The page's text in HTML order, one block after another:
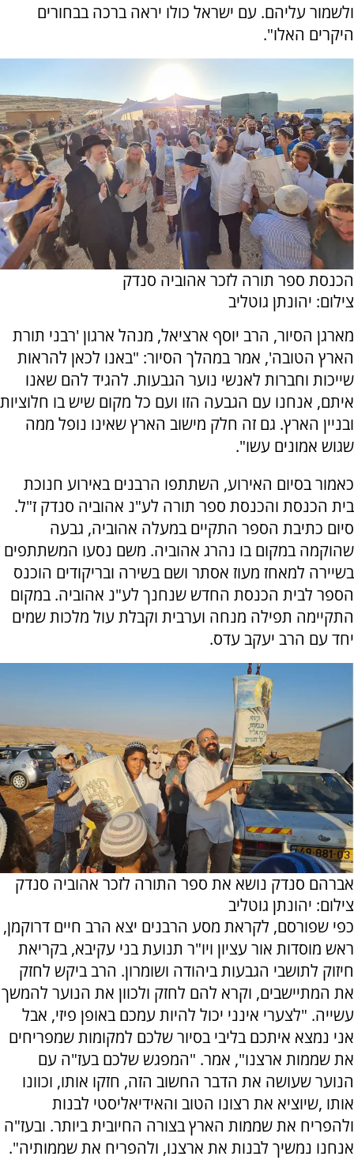
ולשמור עליהם. עם ישראל כולו יראה ברכה בבחורים
היקרים האלו".
הכנסת ספר תורה לזכר אהוביה סנדק
צילום: יהונתן גוטליב
מארגן הסיור, הרב יוסף ארציאל, מנהל ארגון 'רבני תורת
הארץ הטובה', אמר במהלך הסיור: "באנו לכאן להראות
שייכות וחברות לאנשי נוער הגבעות. להגיד להם שאנו
איתם, אנחנו עם הגבעה הזו ועם כל מקום שיש בו חלוציות
ובניין הארץ. גם זה חלק מישוב הארץ שאינו נופל ממה
שגוש אמונים עשו".
כאמור בסיום האירוע, השתתפו הרבנים באירוע חנוכת
בית הכנסת והכנסת ספר תורה לע"נ אהוביה סנדק ז"ל.
סיום כתיבת הספר התקיים במעלה אהוביה, גבעה
שהוקמה במקום בו נהרג אהוביה. משם נסעו המשתתפים
בשיירה למאחז מעוז אסתר ושם בשירה ובריקודים הוכנס
הספר לבית הכנסת החדש שנחנך לע"נ אהוביה. במקום
התקיימה תפילה מנחה וערבית וקבלת עול מלכות שמים
יחד עם הרב יעקב עדס.
אברהם סנדק נושא את ספר התורה לזכר אהוביה סנדק
צילום: יהונתן גוטליב
כפי שפורסם, לקראת מסע הרבנים יצא הרב חיים דרוקמן,
ראש מוסדות אור עציון ויו"ר תנועת בני עקיבא, בקריאת
חיזוק לתושבי הגבעות ביהודה ושומרון. הרב ביקש לחזק
את המתיישבים, וקרא להם לחזק ולכוון את הנוער להמשך
עשייה. "לצערי אינני יכול להיות עמכם באופן פיזי, אבל
אני נמצא איתכם בליבי בסיור שלכם למקומות שמפריחים
את שממות ארצנו", אמר. "המפגש שלכם בעז"ה עם
הנוער שעושה את הדבר החשוב הזה, חזקו אותו, וכוונו
אותו ,שיוציא את רצונו הטוב והאידיאליסטי לבנות
ולהפריח את שממות הארץ בצורה החיובית ביותר. ובעז"ה
אנחנו נמשיך לבנות את ארצנו, ולהפריח את שממותיה".